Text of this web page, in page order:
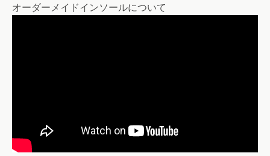
オーダーメイドインソールについて